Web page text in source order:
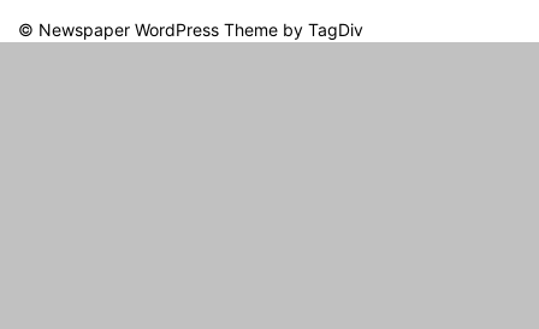
© Newspaper WordPress Theme by TagDiv